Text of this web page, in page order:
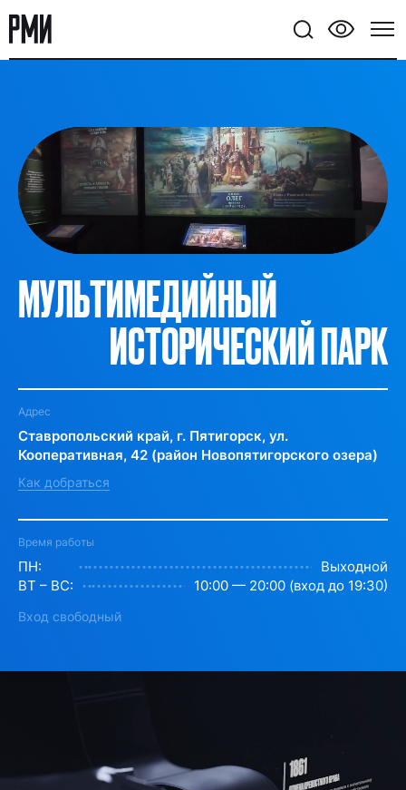
кинопоказы. Все мероприятия бесплатны!
МУЛЬТИМЕДИЙНЫЙ
ИСТОРИЧЕСКИЙ ПАРК
Адрес
Ставропольский край, г. Пятигорск, ул.
Кооперативная, 42 (район Новопятигорского озера)
Как добраться
Время работы
ПН:
Выходной
ВТ – ВС:
10:00 — 20:00 (вход до 19:30)
Вход свободный